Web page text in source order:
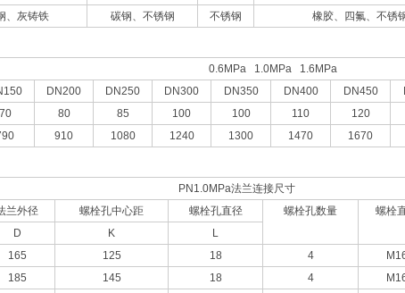
、灰铸铁
碳钢、不锈钢 不锈钢 橡胶、四氟、不锈
0.6MPa 1.0MPa 1.6MPa
DN200 DN250 DN300 DN350 DN400 DN450
70 80 85 100 100 110 120
910 1080 1240 1300 1470 1670
PN1.0MPa法兰连接尺寸
兰外径 螺栓孔中心距 螺栓孔直径 螺栓孔数量 螺栓
D K L
165 125 18 4
185 145 18 4